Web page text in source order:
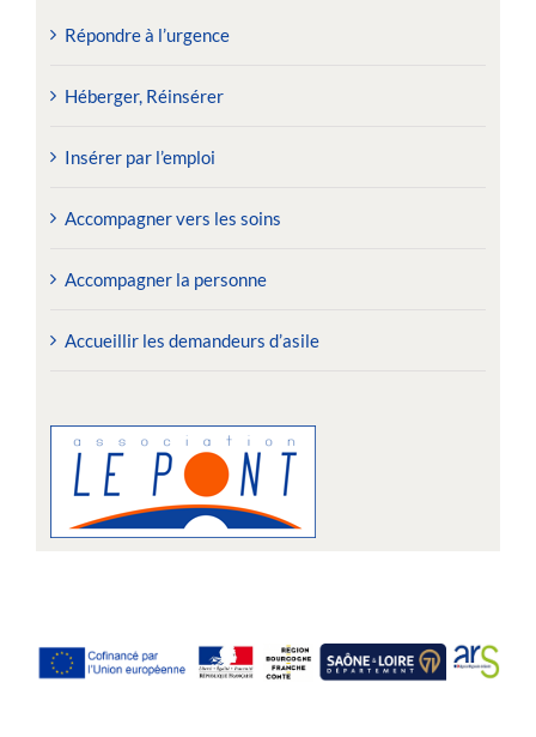
Répondre à l’urgence
Héberger, Réinsérer
Insérer par l’emploi
Accompagner vers les soins
Accompagner la personne
Accueillir les demandeurs d’asile